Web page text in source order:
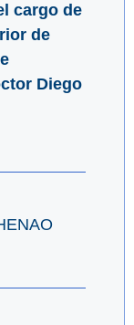
cargo de
de
Diego